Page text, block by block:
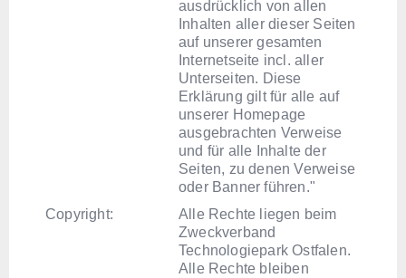
ausdrücklich von allen
Inhalten aller dieser Seiten
auf unserer gesamten
Internetseite incl. aller
Unterseiten. Diese
Erklärung gilt für alle auf
unserer Homepage
ausgebrachten Verweise
und für alle Inhalte der
Seiten, zu denen Verweise
oder Banner führen."
Copyright:
Alle Rechte liegen beim
Zweckverband
Technologiepark Ostfalen.
Alle Rechte bleiben